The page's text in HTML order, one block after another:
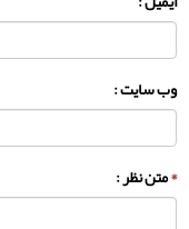
وب سایت :
*متن نظر :